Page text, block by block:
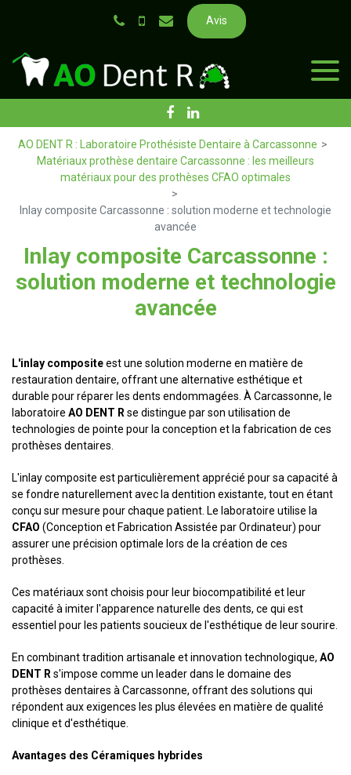
Avis
AO DENT R : Laboratoire Prothésiste Dentaire à Carcassonne
Matériaux prothèse dentaire Carcassonne : les meilleurs
matériaux pour des prothèses CFAO optimales
Inlay composite Carcassonne : solution moderne et technologie
avancée
Inlay composite Carcassonne :
solution moderne et technologie
avancée
L'inlay compositeest une solution moderne en matière de
restauration dentaire, offrant une alternative esthétique et
durable pour réparer les dents endommagées. À Carcassonne, le
laboratoire AO DENT R se distingue par son utilisation de
technologies de pointe pour la conception et la fabrication de ces
prothèses dentaires.
L'inlay composite est particulièrement apprécié pour sa capacité à
se fondre naturellement avec la dentition existante, tout en étant
conçu sur mesure pour chaque patient. Le laboratoire utilise la
CFAO (Conception et Fabrication Assistée par Ordinateur) pour
assurer une précision optimale lors de la création de ces
prothèses.
Ces matériaux sont choisis pour leur biocompatibilité et leur
capacité à imiter l'apparence naturelle des dents, ce qui est
essentiel pour les patients soucieux de l'esthétique de leur sourire.
En combinant tradition artisanale et innovation technologique, AO
DENT R s'impose comme un leader dans le domaine des
prothèses dentaires à Carcassonne, offrant des solutions qui
répondent aux exigences les plus élevées en matière de qualité
clinique et d'esthétique.
Avantages des Céramiques hybrides